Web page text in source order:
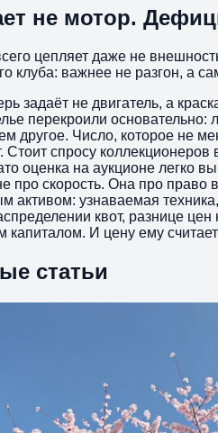
не мотор.
цепляет даже не
клуба: важнее не разгон, а
задаёт не двигатель, а
перекроили
другое. Число, которое не
Стоит спросу
оценка на аукционе легко
про скорость. Она про
активом: узнаваемая
квот, разнице
И цену ему
статьи